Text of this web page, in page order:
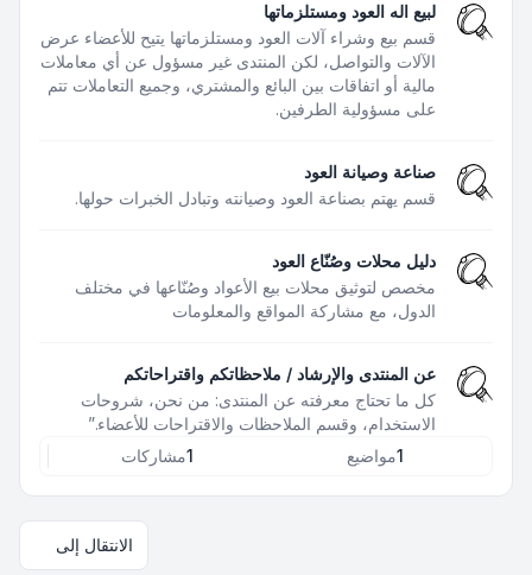
لبيع اله العود ومستلزماتها
قسم بيع وشراء آلات العود ومستلزماتها يتيح للأعضاء عرض
الآلات والتواصل، لكن المنتدى غير مسؤول عن أي معاملات
مالية أو اتفاقات بين البائع والمشتري، وجميع التعاملات تتم
على مسؤولية الطرفين.
صناعة وصيانة العود
قسم يهتم بصناعة العود وصيانته وتبادل الخبرات حولها.
دليل محلات وصُنّاع العود
مخصص لتوثيق محلات بيع الأعواد وصُنّاعها في مختلف
الدول، مع مشاركة المواقع والمعلومات
عن المنتدى والإرشاد / ملاحظاتكم واقتراحاتكم
كل ما تحتاج معرفته عن المنتدى: من نحن، شروحات
الاستخدام، وقسم الملاحظات والاقتراحات للأعضاء.”
1مواضيع 1مشاركات
الانتقال إلى